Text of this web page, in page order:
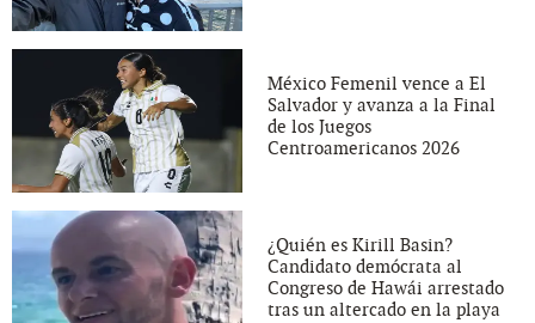
México Femenil vence a El
Salvador y avanza a la Final
de los Juegos
Centroamericanos 2026
¿Quién es Kirill Basin?
Candidato demócrata al
Congreso de Hawái arrestado
tras un altercado en la playa